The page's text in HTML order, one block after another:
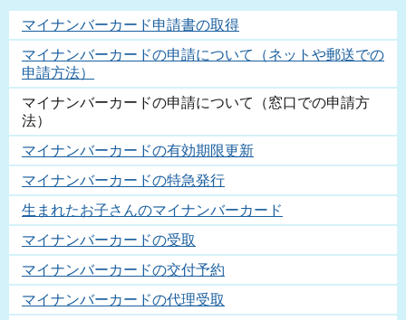
マイナンバーカード申請書の取得
マイナンバーカードの申請について（ネットや郵送での
申請方法）
マイナンバーカードの申請について（窓口での申請方
法）
マイナンバーカードの有効期限更新
マイナンバーカードの特急発行
生まれたお子さんのマイナンバーカード
マイナンバーカードの受取
マイナンバーカードの交付予約
マイナンバーカードの代理受取